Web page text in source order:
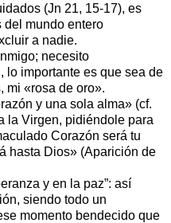
(Jn 21, 15-17), es
del mundo entero
a nadie.
necesito
lo importante es que sea de
mi «rosa de oro».
y una sola alma» (cf.
la Virgen, pidiéndole para
Corazón será tu
hasta Dios» (Aparición de
y en la paz”: así
siendo todo un
momento bendecido que